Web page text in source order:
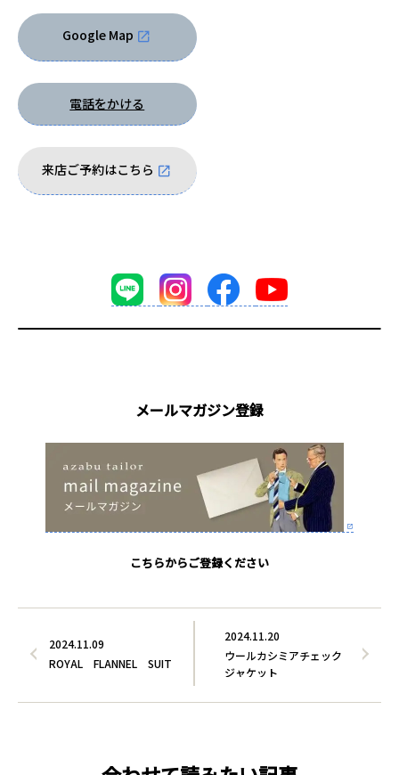
Google Map
電話をかける
来店ご予約はこちら
メールマガジン登録
こちらからご登録ください
2024.11.20
ウールカシミアチェック
ジャケット
2024.11.09
ROYAL FLANNEL SUIT